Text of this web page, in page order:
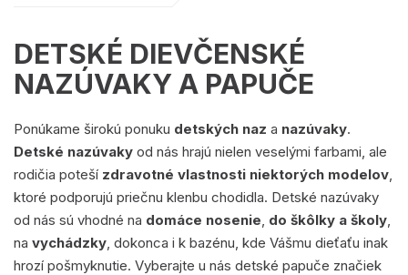
DETSKÉ DIEVČENSKÉ
NAZÚVAKY A PAPUČE
Ponúkame širokú ponuku detských naz a nazúvaky.
Detské nazúvaky od nás hrajú nielen veselými farbami, ale
rodičia poteší zdravotné vlastnosti niektorých modelov,
ktoré podporujú priečnu klenbu chodidla. Detské nazúvaky
od nás sú vhodné na domáce nosenie, do škôlky a školy,
na vychádzky, dokonca i k bazénu, kde Vášmu dieťaťu inak
hrozí pošmyknutie. Vyberajte u nás detské papuče značiek